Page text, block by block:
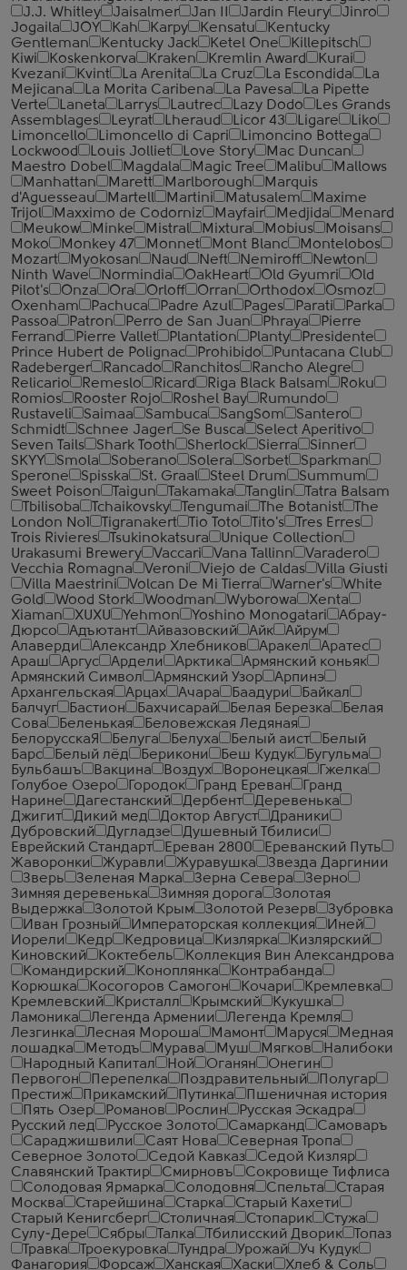
J.J. Whitley
Jaisalmer Jan II Jardin Fleury
Jinro
Jogaila
JOY Kah Karpy Kensatu
Kentucky
Gentleman
Kentucky Jack Ketel One
Killepitsch
Kiwi
Koskenkorva Kraken Kremlin Award
Kurai
Kvezani
Kvint La Arenita La Cruz La Escondida
La
Mejicana
La Morita Caribena La Pavesa
La Pipette
Verte
Laneta Larrys Lautrec Lazy Dodo
Les Grands
Assemblages
Leyrat Lheraud Licor 43 Ligare
Liko
Limoncello
Limoncello di Capri
Limoncino Bottega
Lockwood
Louis Jolliet Love Story
Mac Duncan
Maestro Dobel
Magdala Magic Tree Malibu
Mallows
Manhattan
Marett Marlborough
Marquis
d'Aguesseau
Martell Martini Matusalem
Maxime
Trijol
Maxximo de Codorniz Mayfair Medjida
Menard
Meukow
Minke Mistral Mixtura Mobius
Moisans
Moko
Monkey 47 Monnet Mont Blanc
Montelobos
Mozart
Myokosan Naud Neft Nemiroff
Newton
Ninth Wave
Normindia OakHeart Old Gyumri
Old
Pilot's
Onza Ora Orloff Orran Orthodox
Osmoz
Oxenham
Pachuca Padre Azul Pages Parati
Parka
Passoa
Patron Perro de San Juan Phraya
Pierre
Ferrand
Pierre Vallet Plantation Planty
Presidente
Prince Hubert de Polignac
Prohibido
Puntacana Club
Radeberger
Rancado Ranchitos
Rancho Alegre
Relicario
Remeslo Ricard Riga Black Balsam
Roku
Romios
Rooster Rojo Roshel Bay
Rumundo
Rustaveli
Saimaa Sambuca SangSom
Santero
Schmidt
Schnee Jager Se Busca
Select Aperitivo
Seven Tails
Shark Tooth Sherlock Sierra
Sinner
SKYY
Smola Soberano Solera Sorbet
Sparkman
Sperone
Spisska St. Graal Steel Drum
Summum
Sweet Poison
Taigun Takamaka Tanglin
Tatra Balsam
Tbilisoba
Tchaikovsky Tengumai The Botanist
The
London №1
Tigranakert Tio Toto Tito's
Tres Erres
Trois Rivieres
Tsukinokatsura
Unique Collection
Urakasumi Brewery
Vaccari Vana Tallinn
Varadero
Vecchia Romagna
Veroni Viejo de Caldas
Villa Giusti
Villa Maestrini
Volcan De Mi Tierra Warner's
White
Gold
Wood Stork Woodman Wyborowa
Xenta
Xiaman
XUXU Yehmon Yoshino Monogatari
Абрау-
Дюрсо
Адъютант Айвазовский Айк
Айрум
Алаверди
Александр Хлебников Аракел
Аратес
Араш
Аргус Ардели Арктика
Армянский коньяк
Армянский Символ
Армянский Узор
Арпинэ
Архангельская
Арцах Ачара Баадури
Байкал
Балчуг
Бастион Бахчисарай Белая Березка
Белая
Сова
Беленькая
Беловежская Ледяная
БелорусскаЯ
Белуга Белуха Белый аист
Белый
Барс
Белый лёд Берикони Беш Кудук
Бугульма
Бульбашъ
Вакцина Воздух Воронецкая
Гжелка
Голубое Озеро
Городок Гранд Ереван
Гранд
Нарине
Дагестанский Дербент
Деревенька
Джигит
Дикий мед Доктор Август
Драники
Дубровский
Дугладзе
Душевный Тбилиси
Еврейский Стандарт
Ереван 2800
Ереванский Путь
Жаворонки
Журавли Журавушка
Звезда Даргинии
Зверь
Зеленая Марка Зерна Севера
Зерно
Зимняя деревенька
Зимняя дорога
Золотая
Выдержка
Золотой Крым Золотой Резерв
Зубровка
Иван Грозный
Императорская коллекция
Иней
Иорели
Кедр Кедровица Кизлярка
Кизлярский
Киновский
Коктебель
Коллекция Вин Александрова
Командирский
Коноплянка
Контрабанда
Корюшка
Косогоров Самогон Кочари
Кремлевка
Кремлевский
Кристалл Крымский
Кукушка
Ламоника
Легенда Армении
Легенда Кремля
Лезгинка
Лесная Мороша Мамонт Маруся
Медная
лошадка
Методъ Мурава Муш Мягков
Налибоки
Народный Капитал
Ной Оганян
Онегин
Первогон
Перепелка Поздравительный
Полугар
Престиж
Прикамский Путинка
Пшеничная история
Пять Озер
Романов Рослин
Русская Эскадра
Русский лед
Русское Золото Самарканд
Самоваръ
Сараджишвили
Саят Нова
Северная Тропа
Северное Золото
Седой Кавказ
Седой Кизляр
Славянский Трактир
Смирновъ
Сокровище Тифлиса
Солодовая Ярмарка
Солодовня Спельта
Старая
Москва
Старейшина Старка
Старый Кахети
Старый Кенигсберг
Столичная Стопарик
Стужа
Сулу-Дере
Сябры Талка Тбилисский Дворик
Топаз
Травка
Троекуровка Тундра Урожай
Уч Кудук
Фанагория
Форсаж Ханская Хаски Хлеб & Соль